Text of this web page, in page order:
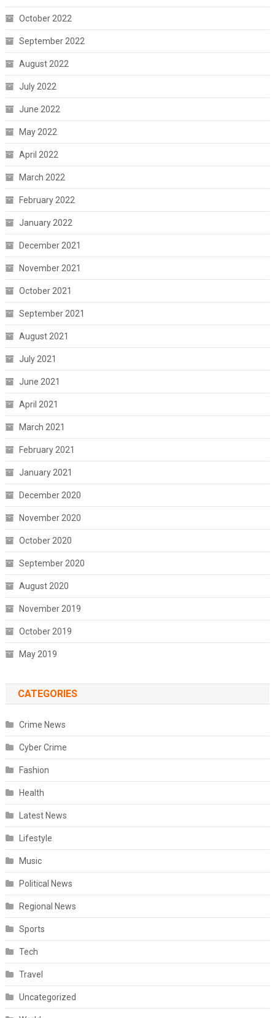
October 2022
September 2022
August 2022
July 2022
June 2022
May 2022
April 2022
March 2022
February 2022
January 2022
December 2021
November 2021
October 2021
September 2021
August 2021
July 2021
June 2021
April 2021
March 2021
February 2021
January 2021
December 2020
November 2020
October 2020
September 2020
August 2020
November 2019
October 2019
May 2019
CATEGORIES
Crime News
Cyber Crime
Fashion
Health
Latest News
Lifestyle
Music
Political News
Regional News
Sports
Tech
Travel
Uncategorized